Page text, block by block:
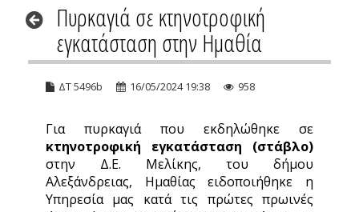
Πυρκαγιά σε κτηνοτροφική
εγκατάσταση στην Ημαθία
ΔΤ 5496b 16/05/2024 19:38 958
Για πυρκαγιά που εκδηλώθηκε σε
κτηνοτροφική εγκατάσταση (στάβλο)
στην Δ.Ε. Μελίκης, του δήμου
Αλεξάνδρειας, Ημαθίας ειδοποιήθηκε η
Υπηρεσία μας κατά τις πρώτες πρωινές